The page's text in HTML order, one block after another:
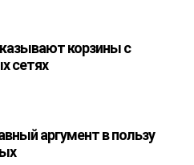
корзины с
сетях
аргумент в пользу